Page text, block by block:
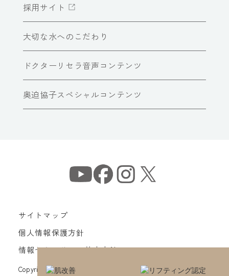
採用サイト
大切な水へのこだわり
ドクターリセラ音声コンテンツ
奥迫協子スペシャルコンテンツ
サイトマップ
個人情報保護方針
情報セキュリティ基本方針
Copyright© Dr Recella All Rights Reserved.